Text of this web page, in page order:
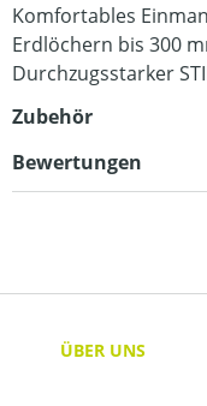
Komfortables
Erdlöchern bis 300
Durchzugsstarker
Zubehör
Bewertungen
ÜBER UNS